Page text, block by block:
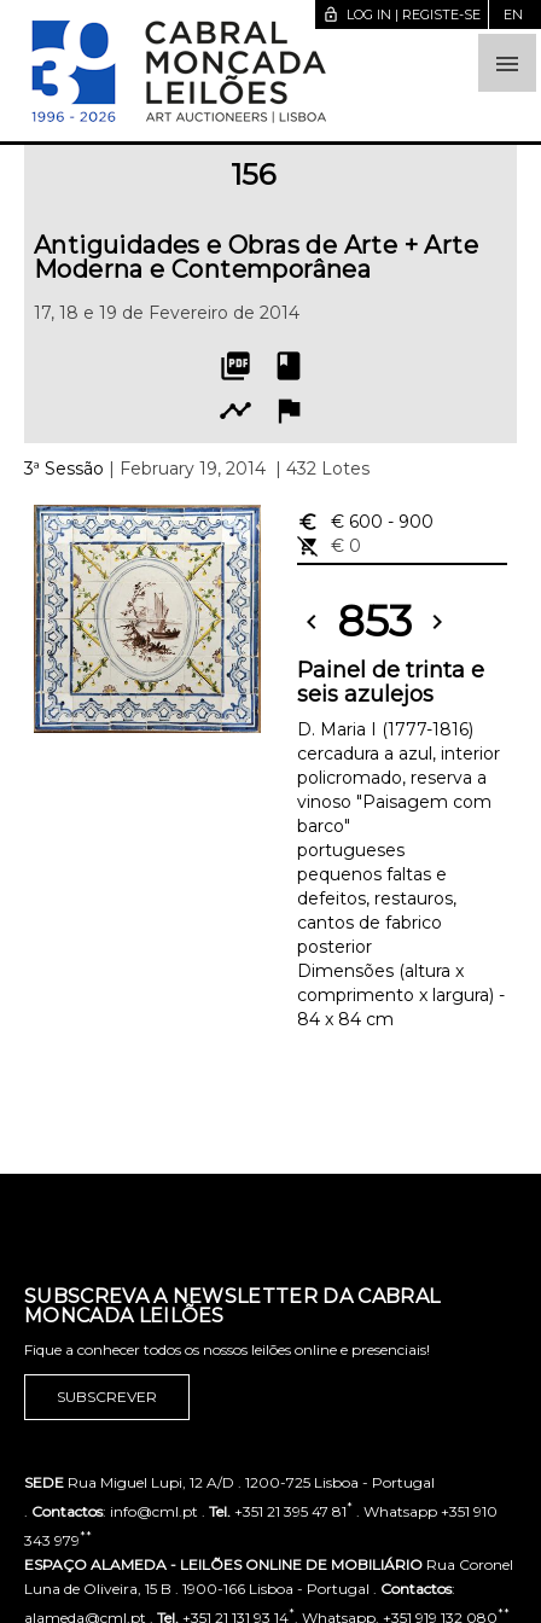

lock_open LOG IN | REGISTE-SE EN
156
Antiguidades e Obras de Arte + Arte
Moderna e Contemporânea
17, 18 e 19 de Fevereiro de 2014
picture_as_pdf
book
timeline
flag
3ª Sessão | February 19, 2014 | 432 Lotes
euro_symbol € 600 - 900
remove_shopping_cart
€ 0
chevron_left 853 chevron_right
Painel de trinta e
seis azulejos
D. Maria I (1777-1816)
cercadura a azul, interior
policromado, reserva a
vinoso "Paisagem com
barco"
portugueses
pequenos faltas e
defeitos, restauros,
cantos de fabrico
posterior
Dimensões (altura x
comprimento x largura) -
84 x 84 cm
SUBSCREVA A NEWSLETTER DA CABRAL
MONCADA LEILÕES
Fique a conhecer todos os nossos leilões online e presenciais!
SUBSCREVER
SEDE Rua Miguel Lupi, 12 A/D . 1200-725 Lisboa - Portugal
Contactos: info@cml.pt . Tel. +351 21 395 47 81* . Whatsapp +351 910
343 979**
ESPAÇO ALAMEDA - LEILÕES ONLINE DE MOBILIÁRIO Rua Coronel
Luna de Oliveira, 15 B . 1900-166 Lisboa - Portugal . Contactos:
alameda@cml.pt . Tel. +351 21 131 93 14* . Whatsapp. +351 919 132 080**